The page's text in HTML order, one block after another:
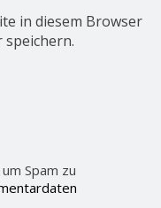
in diesem Browser
Spam zu